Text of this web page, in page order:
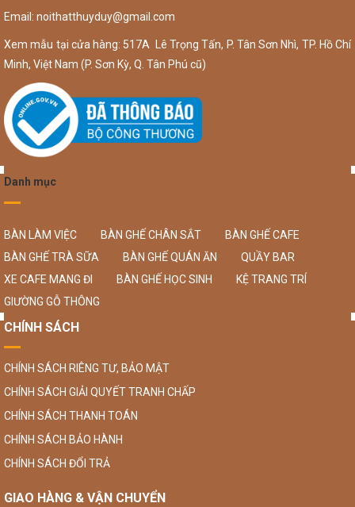
Email: noithatthuyduy@gmail.com
Xem mẫu tại cửa hàng: 517A Lê Trọng Tấn, P. Tân Sơn Nhì, TP. Hồ Chí
Minh, Việt Nam (P. Sơn Kỳ, Q. Tân Phú cũ)
Danh mục
BÀN LÀM VIỆC BÀN GHẾ CHÂN SẮT
BÀN GHẾ CAFE
BÀN GHẾ TRÀ SỮA
BÀN GHẾ QUÁN ĂN
QUẦY BAR
XE CAFE MANG ĐI
BÀN GHẾ HỌC SINH
KỆ TRANG TRÍ
GIƯỜNG GỖ THÔNG
CHÍNH SÁCH
CHÍNH SÁCH RIÊNG TƯ, BẢO MẬT
CHÍNH SÁCH GIẢI QUYẾT TRANH CHẤP
CHÍNH SÁCH THANH TOÁN
CHÍNH SÁCH BẢO HÀNH
CHÍNH SÁCH ĐỔI TRẢ
GIAO HÀNG & VẬN CHUYỂN